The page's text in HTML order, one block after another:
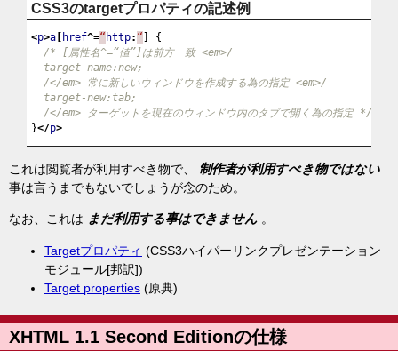
CSS3のtargetプロパティの記述例
<p>a [ href^=“ http: “]
{
/* [属性名^=“値”]は前方一致 <em>/
  target-name:new;
  /</em> 常に新しいウィンドウを作成する為の指定 <em>/
  target-new:tab;
  /</em> ターゲットを現在のウィンドウ内のタブで開く為の指定 */
}</p>
これは閲覧者が利用すべき物で、 制作者が利用すべき物ではない
事は言うまでもないでしょうが念のため。
なお、これは まだ利用する事はできません 。
Targetプロパティ (CSS3ハイパーリンクプレゼンテーション
モジュール[邦訳])
Target properties (原典)
XHTML 1.1 Second Editionの仕様